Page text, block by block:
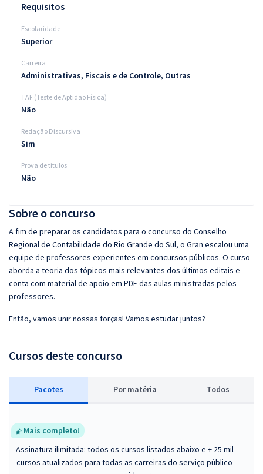
Sobre o concurso
A fim de preparar os candidatos para o concurso do Conselho
Regional de Contabilidade do Rio Grande do Sul, o Gran escalou uma
equipe de professores experientes em concursos públicos. O curso
aborda a teoria dos tópicos mais relevantes dos últimos editais e
conta com material de apoio em PDF das aulas ministradas pelos
professores.
Então, vamos unir nossas forças! Vamos estudar juntos?
Cursos deste concurso
Pacotes Por matéria Todos
Mais completo!
Assinatura ilimitada: todos os cursos listados abaixo e + 25 mil
cursos atualizados para todas as carreiras do serviço público
Requisitos
Escolaridade
Superior
Carreira
Administrativas, Fiscais e de Controle, Outras
TAF (Teste de Aptidão Física)
Não
Redação Discursiva
Sim
Prova de títulos
Não